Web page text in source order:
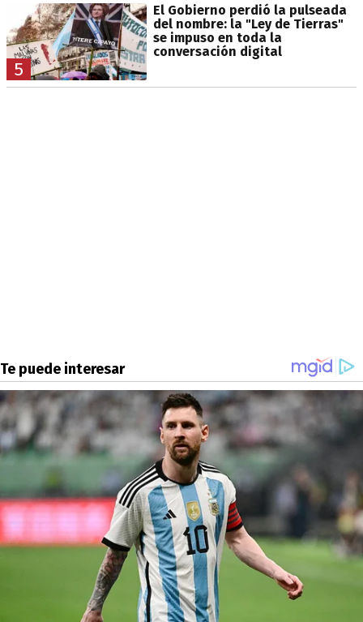
5
El Gobierno perdió la pulseada
del nombre: la "Ley de Tierras"
se impuso en toda la
conversación digital